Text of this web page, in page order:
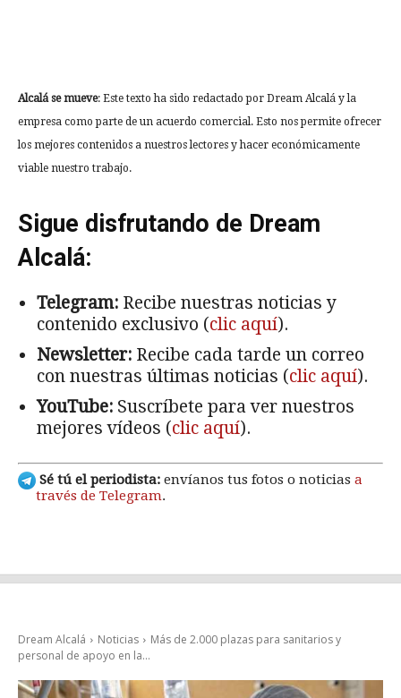
Alcalá se mueve: Este texto ha sido redactado por Dream Alcalá y la
empresa como parte de un acuerdo comercial. Esto nos permite ofrecer
los mejores contenidos a nuestros lectores y hacer económicamente
viable nuestro trabajo.
Sigue disfrutando de Dream
Alcalá:
Telegram: Recibe nuestras noticias y
contenido exclusivo (clic aquí).
Newsletter: Recibe cada tarde un correo
con nuestras últimas noticias (clic aquí).
YouTube: Suscríbete para ver nuestros
mejores vídeos (clic aquí).
Sé tú el periodista: envíanos tus fotos o noticias a
través de Telegram.